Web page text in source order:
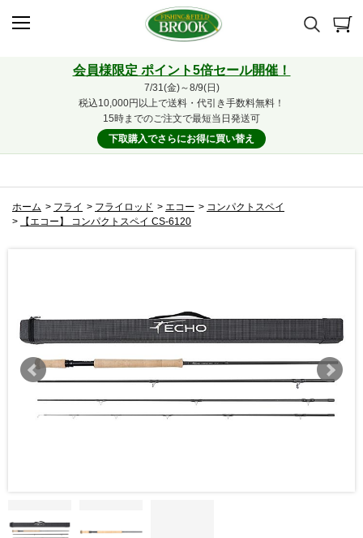
会員様限定 ポイント5倍セール開催！
7/31(金)～8/9(日)
税込10,000円以上で送料・代引き手数料無料！
15時までのご注文で最短当日発送可
下取購入でさらにお得に買い替え
ホーム > フライ > フライロッド > エコー > コンパクトスペイ
>
【エコー】 コンパクトスペイ CS-6120